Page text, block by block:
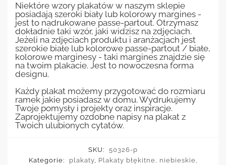
Niektóre wzory plakatów w naszym sklepie
posiadają szeroki biały lub kolorowy margines -
jest to nadrukowane passe-partout. Otrzymasz
dokładnie taki wzór, jaki widzisz na zdjęciach.
Jeżeli na zdjęciach produktu i aranżacjach jest
szerokie białe lub kolorowe passe-partout / białe,
kolorowe marginesy - taki margines znajdzie się
na twoim plakacie. Jest to nowoczesna forma
designu.
Każdy plakat możemy przygotować do rozmiaru
ramek jakie posiadasz w domu. Wydrukujemy
Twoje pomysły i projekty oraz inspiracje.
Zaprojektujemy ozdobne napisy na plakat z
Twoich ulubionych cytatów.
SKU:
50326-p
Kategorie:
plakaty, Plakaty błękitne, niebieskie,